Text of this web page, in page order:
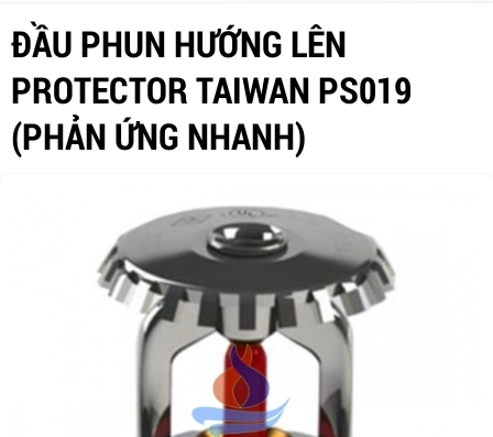
ĐẦU PHUN HƯỚNG LÊN
PROTECTOR TAIWAN PS019
(PHẢN ỨNG NHANH)